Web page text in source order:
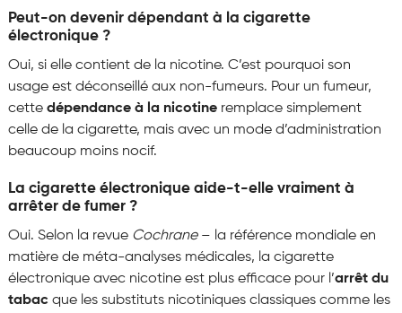
Peut-on devenir dépendant à la cigarette
électronique ?
Oui, si elle contient de la nicotine. C’est pourquoi son
usage est déconseillé aux non-fumeurs. Pour un fumeur,
cette dépendance à la nicotineremplace simplement
celle de la cigarette, mais avec un mode d’administration
beaucoup moins nocif.
La cigarette électronique aide-t-elle vraiment à
arrêter de fumer ?
Oui. Selon la revue Cochrane– la référence mondiale en
matière de méta-analyses médicales, la cigarette
électronique avec nicotine est plus efficace pour l’arrêt du
tabac que les substituts nicotiniques classiques comme les